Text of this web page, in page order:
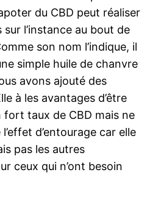
du CBD peut réaliser
l’instance au bout de
son nom l’indique, il
simple huile de chanvre
avons ajouté des
à les avantages d’être
fort taux de CBD mais ne
d’entourage car elle
pas les autres
ceux qui n’ont besoin